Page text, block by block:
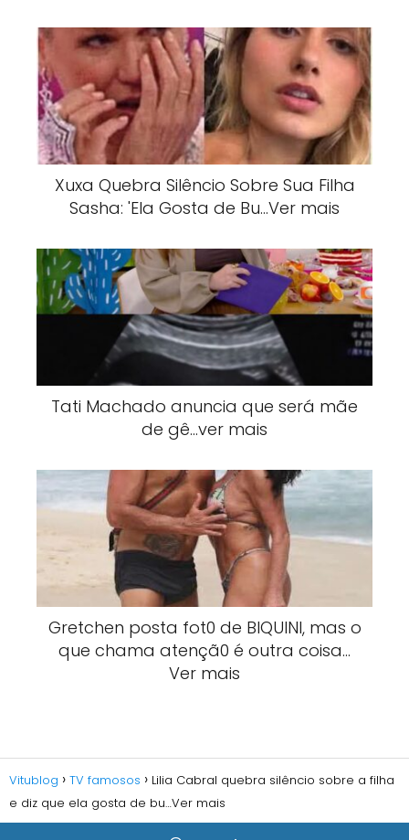
Xuxa Quebra Silêncio Sobre Sua Filha
Sasha: 'Ela Gosta de Bu…Ver mais
Tati Machado anuncia que será mãe
de gê…ver mais
Gretchen posta fot0 de BlQUlNI, mas o
que chama atençã0 é outra coisa…
Ver mais
Vitublog TV famosos
Lilia Cabral quebra silêncio sobre a filha
e diz que ela gosta de bu…Ver mais